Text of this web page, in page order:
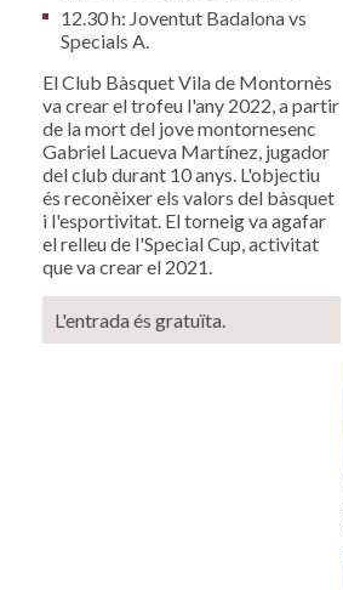
12.30 h: Joventut Badalona vs
Specials A.
El Club Bàsquet Vila de Montornès
va crear el trofeu l'any 2022, a partir
de la mort del jove montornesenc
Gabriel Lacueva Martínez, jugador
del club durant 10 anys. L'objectiu
és reconèixer els valors del bàsquet
i l'esportivitat. El torneig va agafar
el relleu de l'Special Cup, activitat
que va crear el 2021.
L'entrada és gratuïta.